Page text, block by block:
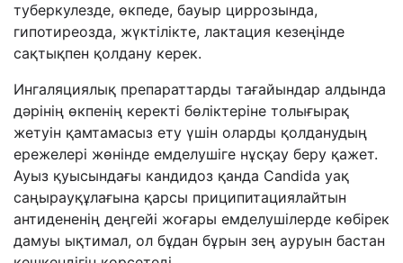
туберкулезде, өкпеде, бауыр циррозында,
гипотиреозда, жүктілікте, лактация кезеңінде
сақтықпен қолдану керек.
Ингаляциялық препараттарды тағайындар алдында
дәрінің өкпенің керекті бөліктеріне толығырақ
жетуін қамтамасыз ету үшін оларды қолданудың
ережелері жөнінде емделушіге нұсқау беру қажет.
Ауыз қуысындағы кандидоз қанда Candida уақ
саңырауқұлағына қарсы приципитациялайтын
антидененің деңгейі жоғары емделушілерде көбірек
дамуы ықтимал, ол бұдан бұрын зең ауруын бастан